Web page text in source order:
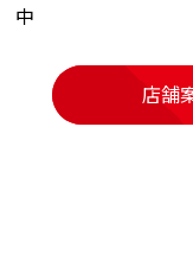
中
店舗